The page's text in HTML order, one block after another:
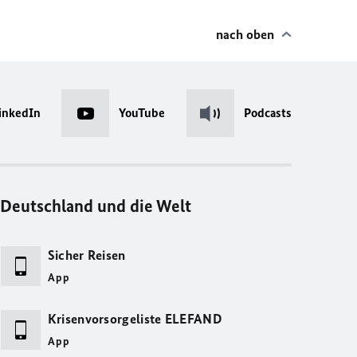
nach oben
YouTube Podcasts
Deutschland und die Welt
Sicher Reisen
App
Krisenvorsorgeliste ELEFAND
App